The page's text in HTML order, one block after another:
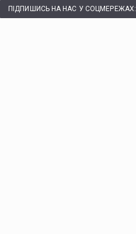
ПІДПИШИСЬ НА НАС У СОЦМЕРЕЖАХ: